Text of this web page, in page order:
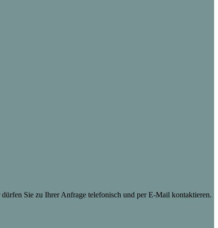
Sie zu Ihrer Anfrage telefonisch und per E-Mail kontaktieren.